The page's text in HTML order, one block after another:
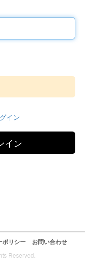
イン
イン
ポリシー お問い合わせ
Reserved.